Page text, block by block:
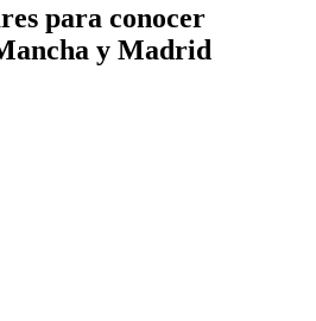
para conocer
y Madrid